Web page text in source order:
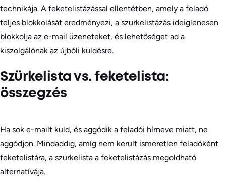
technikája. A feketelistázással ellentétben, amely a feladó
teljes blokkolását eredményezi, a szürkelistázás ideiglenesen
blokkolja az e-mail üzeneteket, és lehetőséget ad a
kiszolgálónak az újbóli küldésre.
Szürkelista vs. feketelista:
összegzés
Ha sok e-mailt küld, és aggódik a feladói hírneve miatt, ne
aggódjon. Mindaddig, amíg nem került ismeretlen feladóként
feketelistára, a szürkelista a feketelistázás megoldható
alternatívája.